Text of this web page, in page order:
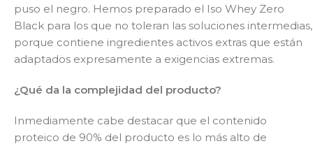
puso el negro. Hemos preparado el Iso Whey Zero
Black para los que no toleran las soluciones intermedias,
porque contiene ingredientes activos extras que están
adaptados expresamente a exigencias extremas.
¿Qué da la complejidad del producto?
Inmediamente cabe destacar que el contenido
proteico de 90% del producto es lo más alto de